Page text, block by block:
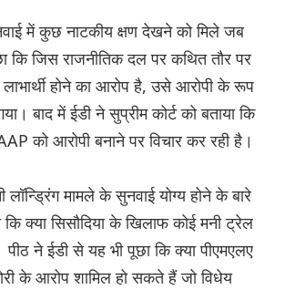
में कुछ नाटकीय क्षण देखने को मिले जब
कि जिस राजनीतिक दल पर कथित तौर पर
लाभार्थी होने का आरोप है, उसे आरोपी के रूप
बाद में ईडी ने सुप्रीम कोर्ट को बताया कि
को आरोपी बनाने पर विचार कर रही है।
लॉन्ड्रिंग मामले के सुनवाई योग्य होने के बारे
कि क्या सिसौदिया के खिलाफ कोई मनी ट्रेल
पीठ ने ईडी से यह भी पूछा कि क्या पीएमएलए
के आरोप शामिल हो सकते हैं जो विधेय